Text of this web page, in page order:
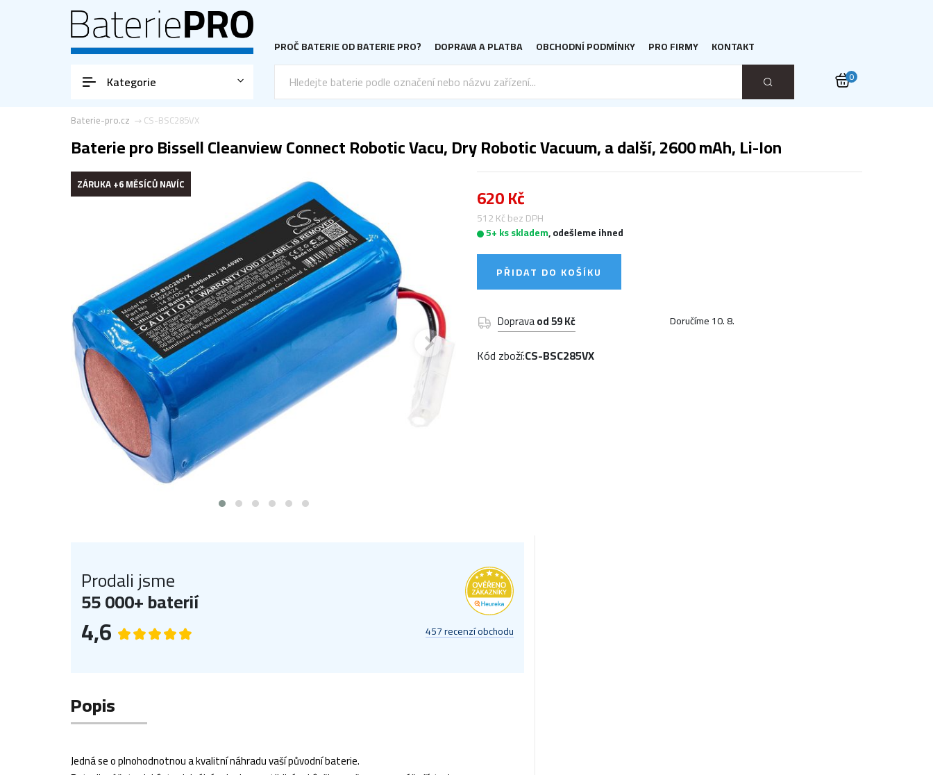
PROČ BATERIE OD BATERIE PRO? DOPRAVA A PLATBA OBCHODNÍ PODMÍNKY PRO FIRMY KONTAKT
Kategorie 0
CS-BSC285VX
Baterie-pro.cz
Baterie pro Bissell Cleanview Connect Robotic Vacu, Dry Robotic Vacuum, a další, 2600 mAh, Li-Ion
ZÁRUKA +6 MĚSÍCŮ NAVÍC 620 Kč
512 Kč bez DPH
5+ ks skladem, odešleme ihned
PŘIDAT DO KOŠÍKU
Dopravaod 59 Kč Doručíme 10. 8.
Kód zboží:CS-BSC285VX
Prodali jsme
55 000+ baterií
4,6 457 recenzí obchodu
Popis
Jedná se o plnohodnotnou a kvalitní náhradu vaší původní baterie.